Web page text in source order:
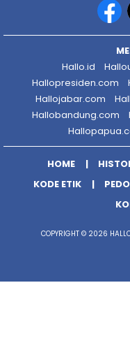
Hallo.id
Hallopresiden.com
Hallojabar.com
Hallobandung.com
HOME
KODE ETIK
COPYRIGHT © 2026